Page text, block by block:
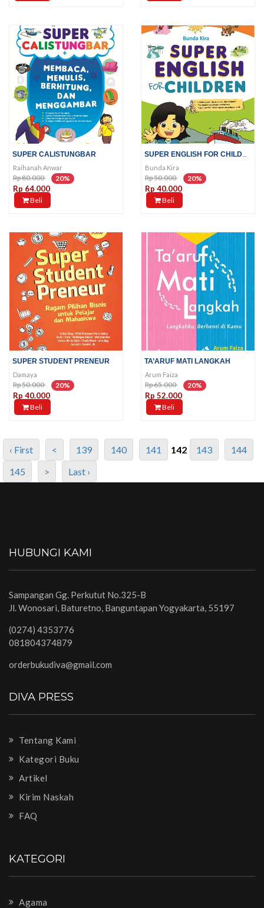
SUPER CALISTUNGBAR
Raihanah Anwar
Rp 80.000 20%
Rp 64.000
Beli
Bunda Kira
Rp 50.000 20%
Rp 40.000
Beli
SUPER STUDENT PRENEUR
Damaya
Rp 50.000 20%
Rp 40.000
Beli
TA’ARUF MATI LANGKAH
Arum Faiza
Rp 65.000 20%
Rp 52.000
Beli
‹ First < 139 140 141 142 143
144
145
> Last ›
HUBUNGI KAMI
Sampangan Gg. Perkutut No.325-B
Jl. Wonosari, Baturetno, Banguntapan Yogyakarta, 55197
(0274) 4353776
081804374879
orderbukudiva@gmail.com
DIVA PRESS
Tentang Kami
Kategori Buku
Artikel
Kirim Naskah
FAQ
KATEGORI
Agama